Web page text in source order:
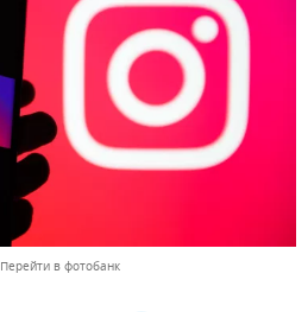
Перейти в фотобанк